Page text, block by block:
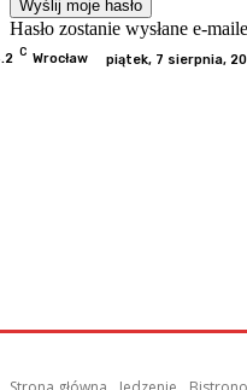
Hasło zostanie wysłane e-
C Wrocław piątek, 7 sierpnia,